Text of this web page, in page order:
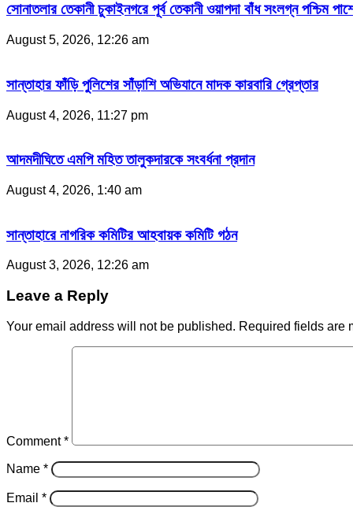
সোনাতলার তেকানী চুকাইনগরে পূর্ব তেকানী ওয়াপদা বাঁধ সংলগ্ন পশ্চিম
August 5, 2026, 12:26 am
সান্তাহার ফাঁড়ি পুলিশের সাঁড়াশি অভিযানে মাদক কারবারি গ্রেপ্তার
August 4, 2026, 11:27 pm
আদমদীঘিতে এমপি মহিত তালুকদারকে সংবর্ধনা প্রদান
August 4, 2026, 1:40 am
সান্তাহারে নাগরিক কমিটির আহবায়ক কমিটি গঠন
August 3, 2026, 12:26 am
Leave a Reply
Your email address will not be published. Required fields are
Comment*
Name *
Email *